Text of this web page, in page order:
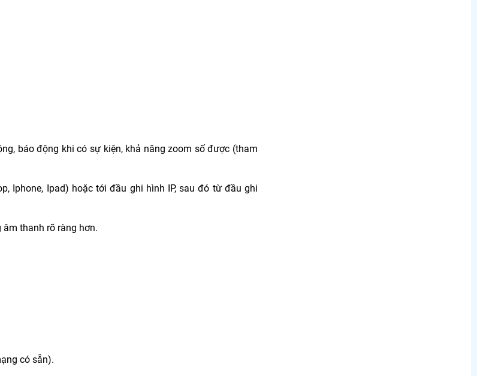
báo động khi có sự kiện, khả năng zoom số được (tham
Iphone, Ipad) hoặc tới đầu ghi hình IP, sau đó từ đầu ghi
thanh rõ ràng hơn.
có sẵn).